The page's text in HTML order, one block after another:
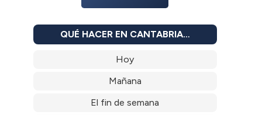
QUÉ HACER EN CANTABRIA…
Hoy
Mañana
El fin de semana